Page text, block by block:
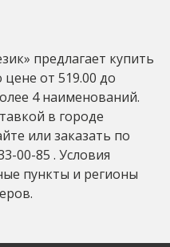
предлагает купить
цене от 519.00 до
4 наименований.
в городе
или заказать по
00-85 . Условия
пункты и регионы